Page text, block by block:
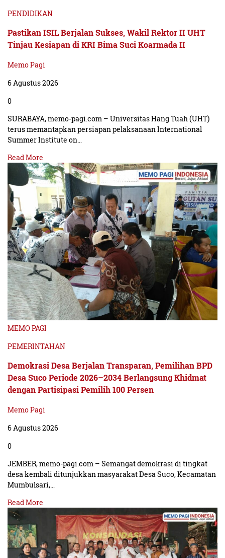
PENDIDIKAN
Pastikan ISIL Berjalan Sukses, Wakil Rektor II UHT
Tinjau Kesiapan di KRI Bima Suci Koarmada II
Memo Pagi
6 Agustus 2026
0
SURABAYA, memo-pagi.com – Universitas Hang Tuah (UHT)
terus memantapkan persiapan pelaksanaan International
Summer Institute on…
Read More
MEMO PAGI
PEMERINTAHAN
Demokrasi Desa Berjalan Transparan, Pemilihan BPD
Desa Suco Periode 2026–2034 Berlangsung Khidmat
dengan Partisipasi Pemilih 100 Persen
Memo Pagi
6 Agustus 2026
0
JEMBER, memo-pagi.com – Semangat demokrasi di tingkat
desa kembali ditunjukkan masyarakat Desa Suco, Kecamatan
Mumbulsari,…
Read More